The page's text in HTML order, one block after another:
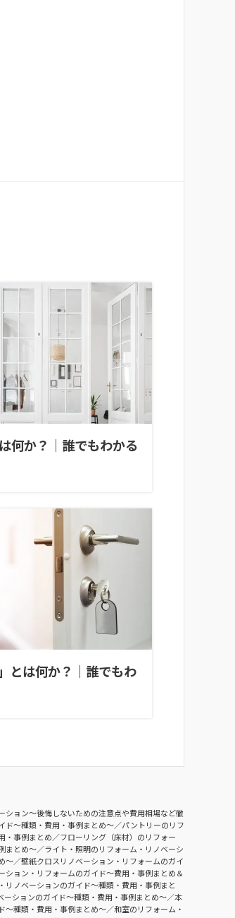
何か？｜誰でもわかる
とは何か？｜誰でもわ
ション〜後悔しないための注意点や費用相場など徹
ド〜種類・費用・事例まとめ〜
パントリーのリフ
・事例まとめ
フローリング（床材）のリフォー
まとめ〜
ライト・照明のリフォーム・リノベーシ
〜
壁紙クロスリノベーション・リフォームのガイ
ション・リフォームのガイド〜費用・事例まとめ＆
リノベーションのガイド〜種類・費用・事例まと
ションのガイド〜種類・費用・事例まとめ〜
本
〜種類・費用・事例まとめ〜
和室のリフォーム・